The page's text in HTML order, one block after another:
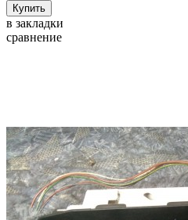
в закладки
сравнение